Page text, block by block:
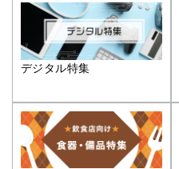
デジタル特集